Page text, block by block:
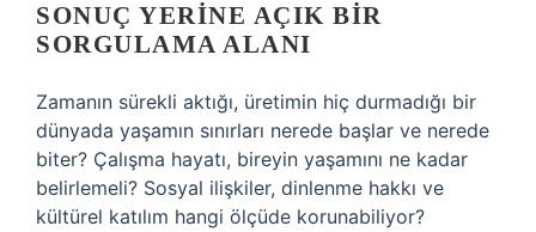
SONUÇ YERINE AÇIK BIR
SORGULAMA ALANI
Zamanın sürekli aktığı, üretimin hiç durmadığı bir
dünyada yaşamın sınırları nerede başlar ve nerede
biter? Çalışma hayatı, bireyin yaşamını ne kadar
belirlemeli? Sosyal ilişkiler, dinlenme hakkı ve
kültürel katılım hangi ölçüde korunabiliyor?